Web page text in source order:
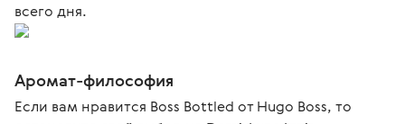
всего дня.
Аромат-философия
Если вам нравится Boss Bottled от Hugo Boss, то